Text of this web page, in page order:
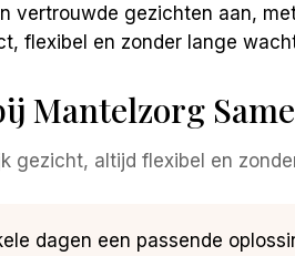
vertrouwde gezichten aan,
flexibel en zonder lange
Mantelzorg
gezicht, altijd flexibel en
dagen een passende